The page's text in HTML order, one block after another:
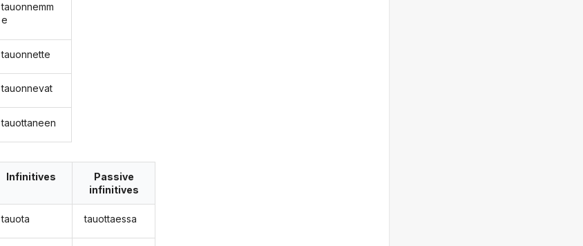
tauonnemm
e
tauonnette
tauonnevat
tauottaneen
Infinitives
tauota
Passive
infinitives
tauottaessa